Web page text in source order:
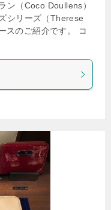
ン（Coco Doullens）
シリーズ（Therese
スのご紹介です。 コ